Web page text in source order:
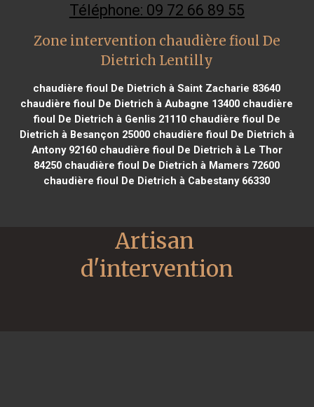
Téléphone: 09 72 66 89 55
Zone intervention chaudière fioul De
Dietrich Lentilly
chaudière fioul De Dietrich à Saint Zacharie 83640
chaudière fioul De Dietrich à Aubagne 13400 chaudière
fioul De Dietrich à Genlis 21110chaudière fioul De
Dietrich à Besançon 25000chaudière fioul De Dietrich à
Antony 92160chaudière fioul De Dietrich à Le Thor
84250 chaudière fioul De Dietrich à Mamers 72600
chaudière fioul De Dietrich à Cabestany 66330
Artisan
d'intervention